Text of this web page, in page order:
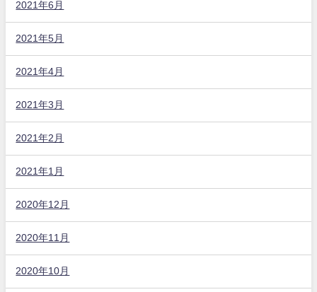
2021年6月
2021年5月
2021年4月
2021年3月
2021年2月
2021年1月
2020年12月
2020年11月
2020年10月